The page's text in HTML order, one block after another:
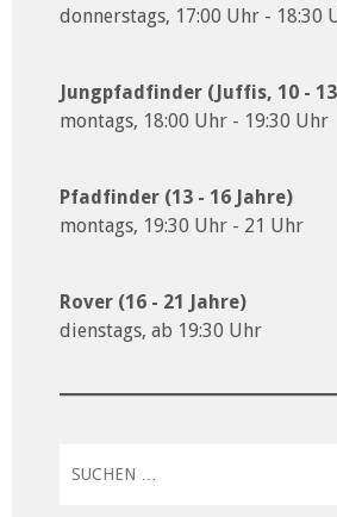
donnerstags, 17:00 Uhr - 18:30
Jungpfadfinder (Juffis, 10 -
montags, 18:00 Uhr - 19:30 Uhr
Pfadfinder (13 - 16 Jahre)
montags, 19:30 Uhr - 21 Uhr
Rover (16 - 21 Jahre)
dienstags, ab 19:30 Uhr
nach: